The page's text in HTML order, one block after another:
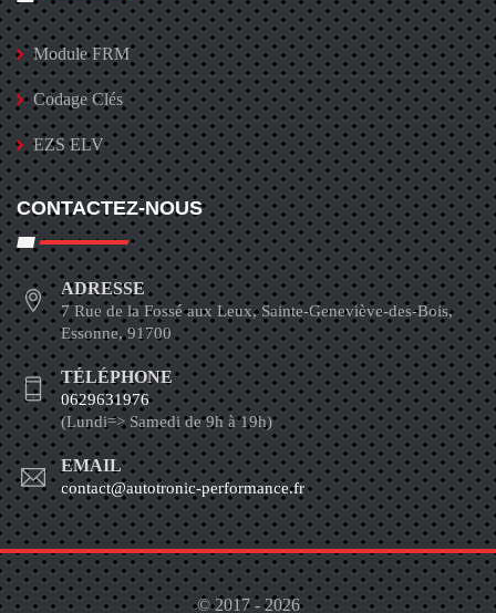
Module FRM
Codage Clés
EZS ELV
CONTACTEZ-NOUS
ADRESSE
7 Rue de la Fossé aux Leux, Sainte-Geneviève-des-Bois,
Essonne, 91700
TÉLÉPHONE
0629631976
(Lundi=> Samedi de 9h à 19h)
EMAIL
contact@autotronic-performance.fr
© 2017 - 2026